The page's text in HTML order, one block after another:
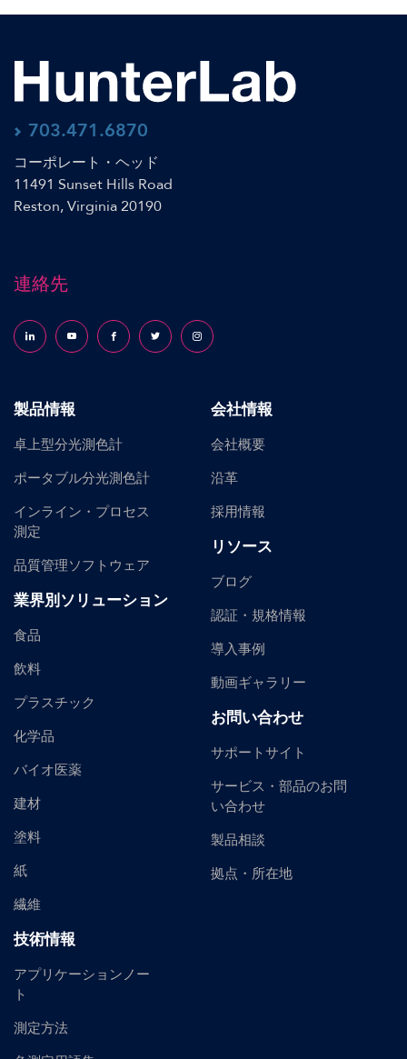
703.471.6870
コーポレート・ヘッド
11491 Sunset Hills Road
Reston, Virginia 20190
連絡先
Follow us on LinkedInFollow us on YouTubeFollow us on Facebook
Follow us on X (formerly Twitter)
Follow us on Instagram
製品情報
卓上型分光測色計
ポータブル分光測色計
インライン・プロセス
測定
品質管理ソフトウェア
業界別ソリューション
食品
飲料
プラスチック
化学品
バイオ医薬
建材
塗料
紙
繊維
技術情報
アプリケーションノー
ト
測定方法
会社情報
会社概要
沿革
採用情報
リソース
ブログ
認証・規格情報
導入事例
動画ギャラリー
お問い合わせ
サポートサイト
サービス・部品のお問
い合わせ
製品相談
拠点・所在地